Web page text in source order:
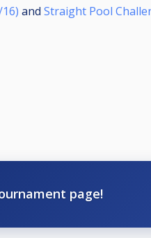
and Straight Pool
page!